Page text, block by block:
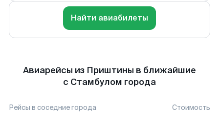
Найти авиабилеты
Авиарейсы из Приштины в ближайшие
с Стамбулом города
Рейсы в соседние города Стоимость